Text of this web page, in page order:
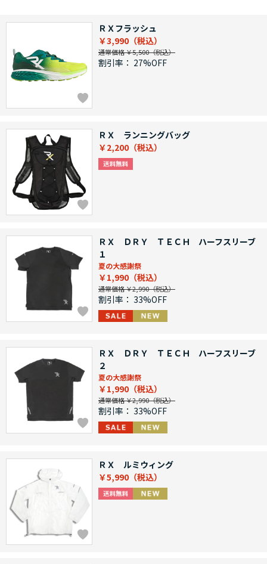
ＲＸフラッシュ
￥3,990
通常価格 ￥5,500
割引率： 27%OFF
ＲＸ ランニングバッグ
￥2,200
ＲＸ ＤＲＹ ＴＥＣＨ ハーフスリーブ
１
夏の大感謝祭
￥1,990
通常価格 ￥2,990
割引率： 33%OFF
ＲＸ ＤＲＹ ＴＥＣＨ ハーフスリーブ
２
夏の大感謝祭
￥1,990
通常価格 ￥2,990
割引率： 33%OFF
ＲＸ ルミウィング
￥5,990